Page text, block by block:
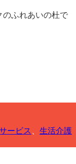
のふれあいの杜で
ービス 生活介護